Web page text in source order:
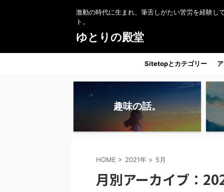
激動の時代に生まれ、筆舌しがたい苦労を経験し
ト。
ゆとりの殿堂
Sitetopとカテゴリー
趣味の話。
HOME > 2021年 > 5月
月別アーカイブ：